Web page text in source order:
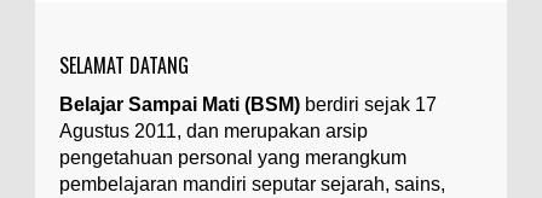
Apa yang Disebut Badan Golgi?
Ilustrasi/utakatikotak.com Badan Golgi (disebut
pula aparatus Golgi, kompleks Golgi, atau
diktiosom) adalah organel yang dikaitkan
denga...
SELAMAT DATANG
Belajar Sampai Mati (BSM) berdiri sejak 17
Agustus 2011, dan merupakan arsip
pengetahuan personal yang merangkum
pembelajaran mandiri seputar sejarah, sains,